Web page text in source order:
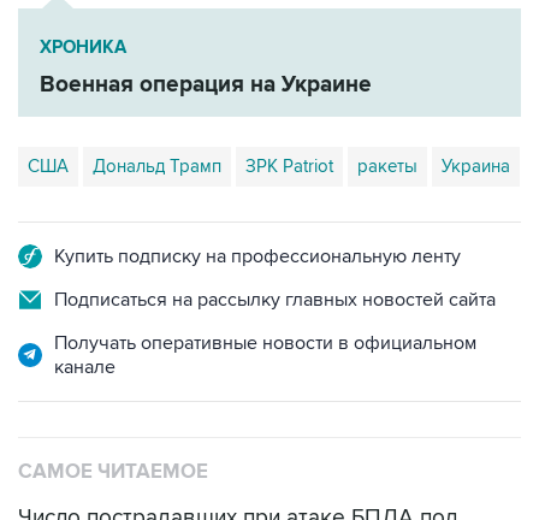
ХРОНИКА
Военная операция на Украине
США Дональд Трамп ЗРК Patriot ракеты Украина
Купить подписку на профессиональную ленту
Подписаться на рассылку главных новостей сайта
Получать оперативные новости в официальном
канале
САМОЕ ЧИТАЕМОЕ